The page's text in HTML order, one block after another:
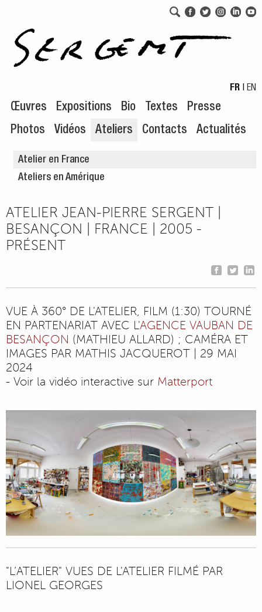
FR | EN
Œuvres Expositions Bio Textes
Presse
Photos
Vidéos Ateliers Contacts Actualités
Atelier en France
Ateliers en Amérique
ATELIER JEAN-PIERRE SERGENT |
BESANÇON | FRANCE | 2005 -
PRÉSENT
VUE À 360° DE L'ATELIER, FILM (1:30) TOURNÉ
EN PARTENARIAT AVEC L'AGENCE VAUBAN DE
BESANÇON (MATHIEU ALLARD) ; CAMÉRA ET
IMAGES PAR MATHIS JACQUEROT | 29 MAI
2024
- Voir la vidéo interactive sur Matterport
"L’ATELIER" VUES DE L'ATELIER FILMÉ PAR
LIONEL GEORGES